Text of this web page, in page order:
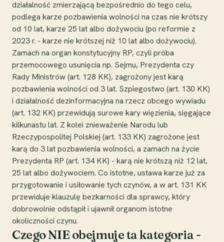
działalność zmierzającą bezpośrednio do tego celu,
podlega karze pozbawienia wolności na czas nie krótszy
od 10 lat, karze 25 lat albo dożywociu (po reformie z
2023 r. - karze nie krótszej niż 10 lat albo dożywociu).
Zamach na organ konstytucyjny RP, czyli próba
przemocowego usunięcia np. Sejmu, Prezydenta czy
Rady Ministrów (art. 128 KK), zagrożony jest karą
pozbawienia wolności od 3 lat. Szpiegostwo (art. 130 KK)
i działalność dezinformacyjna na rzecz obcego wywiadu
(art. 132 KK) przewidują surowe kary więzienia, sięgające
kilkunastu lat. Z kolei znieważenie Narodu lub
Rzeczypospolitej Polskiej (art. 133 KK) zagrożone jest
karą do 3 lat pozbawienia wolności, a zamach na życie
Prezydenta RP (art. 134 KK) - karą nie krótszą niż 12 lat,
25 lat albo dożywociem. Co istotne, ustawa karze już za
przygotowanie i usiłowanie tych czynów, a w art. 131 KK
przewiduje klauzulę bezkarności dla sprawcy, który
dobrowolnie odstąpił i ujawnił organom istotne
okoliczności czynu.
Czego NIE obejmuje ta kategoria -